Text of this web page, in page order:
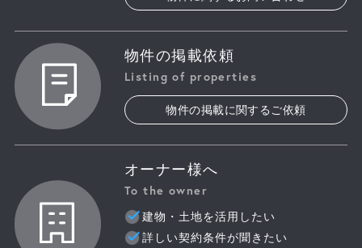
物件の掲載依頼
Listing of properties
物件の掲載に関するご依頼
オーナー様へ
To the owner
建物・土地を活用したい
詳しい契約条件が聞きたい